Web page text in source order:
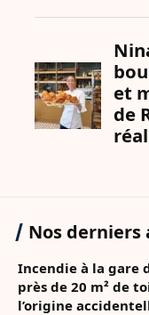
Nos derniers
Incendie à la gare
près de 20 m² de
l’origine